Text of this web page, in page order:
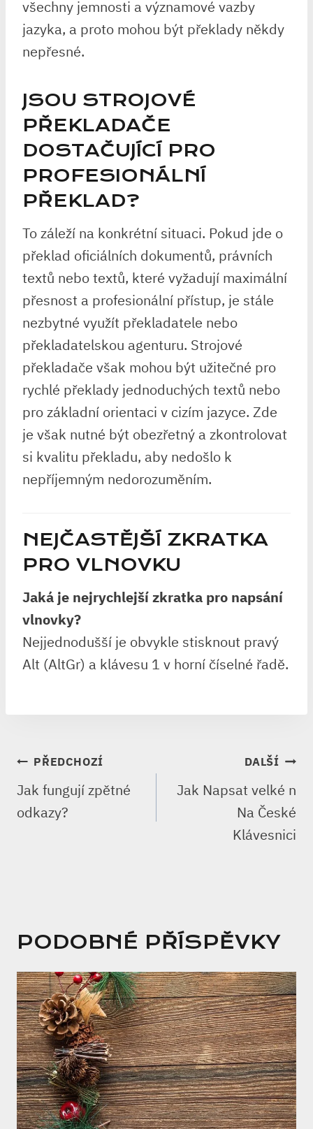
všechny jemnosti a významové vazby
jazyka, a proto mohou být překlady někdy
nepřesné.
JSOU STROJOVÉ
PŘEKLADAČE
DOSTAČUJÍCÍ PRO
PROFESIONÁLNÍ
PŘEKLAD?
To záleží na konkrétní situaci. Pokud jde o
překlad oficiálních dokumentů, právních
textů nebo textů, které vyžadují maximální
přesnost a profesionální přístup, je stále
nezbytné využít překladatele nebo
překladatelskou agenturu. Strojové
překladače však mohou být užitečné pro
rychlé překlady jednoduchých textů nebo
pro základní orientaci v cizím jazyce. Zde
je však nutné být obezřetný a zkontrolovat
si kvalitu překladu, aby nedošlo k
nepříjemným nedorozuměním.
NEJČASTĚJŠÍ ZKRATKA
PRO VLNOVKU
Jaká je nejrychlejší zkratka pro napsání
vlnovky?
Nejjednodušší je obvykle stisknout pravý
Alt (AltGr) a klávesu 1 v horní číselné řadě.
NAVIGACE
PRO
PŘÍSPĚVEK
PŘEDCHOZÍ
Jak fungují zpětné
odkazy?
DALŠÍ
Jak Napsat velké n
Na České
Klávesnici
PODOBNÉ PŘÍSPĚVKY